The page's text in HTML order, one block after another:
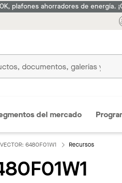
plafones ahorradores de energía.
del mercado
6480F01W1 Recursos